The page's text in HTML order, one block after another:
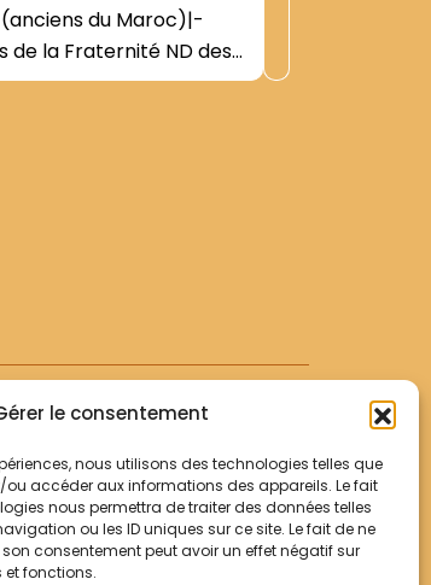
le consentement
nous utilisons des technologies telles que
ou accéder aux informations des appareils. Le fait
nous permettra de traiter des données telles
ou les ID uniques sur ce site. Le fait de ne
consentement peut avoir un effet négatif sur
fonctions.
du Maroc)|-
de la Fraternité ND des
1974-30 juin 1979)|-
légales